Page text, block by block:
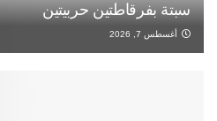
سبتة بفرقاطتين حربيتين
أغسطس 7, 2026